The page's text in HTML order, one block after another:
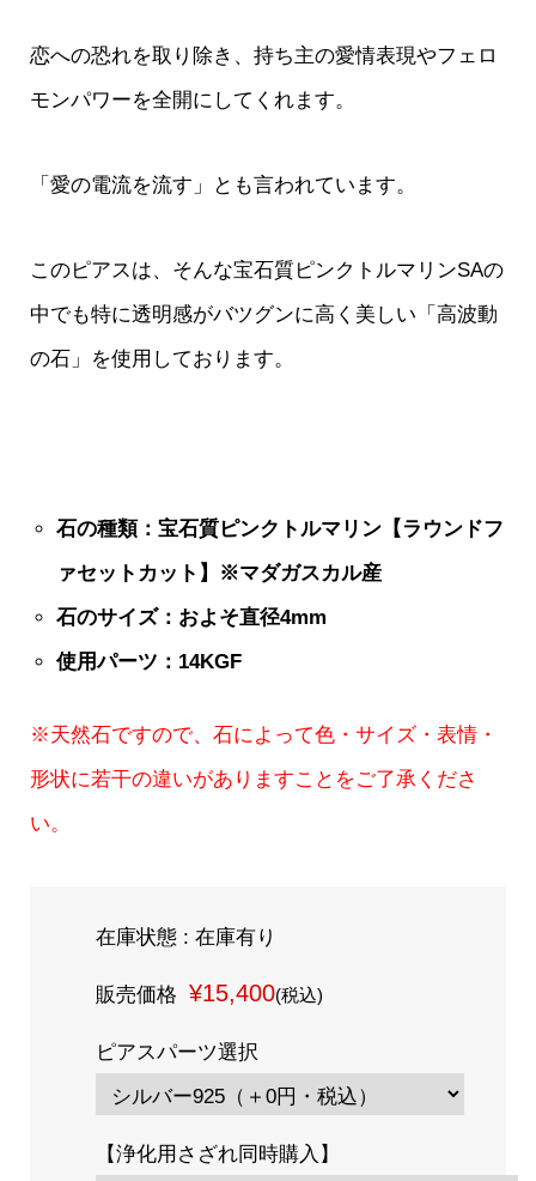
恋への恐れを取り除き、持ち主の愛情表現やフェロ
モンパワーを全開にしてくれます。
「愛の電流を流す」とも言われています。
このピアスは、そんな宝石質ピンクトルマリンSAの
中でも特に透明感がバツグンに高く美しい「高波動
の石」を使用しております。
石の種類：宝石質ピンクトルマリン【ラウンドフ
ァセットカット】※マダガスカル産
石のサイズ：およそ直径4mm
使用パーツ：14KGF
※天然石ですので、石によって色・サイズ・表情・
形状に若干の違いがありますことをご了承くださ
い。
在庫状態 : 在庫有り
販売価格 ¥15,400(税込)
ピアスパーツ選択
【浄化用さざれ同時購入】